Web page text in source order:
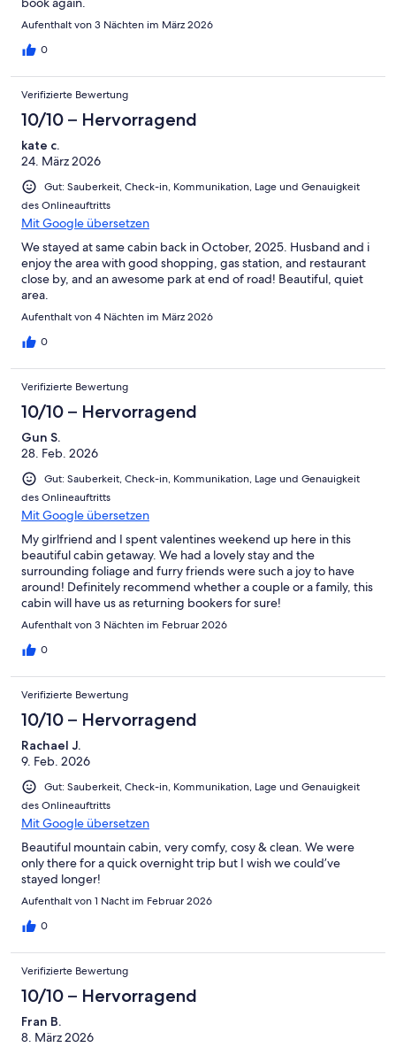
Aufenthalt von 3 Nächten im März 2026
0
Verifizierte Bewertung
10/10 – Hervorragend
kate c.
24. März 2026
Gut: Sauberkeit, Check-in, Kommunikation, Lage und Genauigkeit
des Onlineauftritts
Mit Google übersetzen
We stayed at same cabin back in October, 2025. Husband and i
enjoy the area with good shopping, gas station, and restaurant
close by, and an awesome park at end of road! Beautiful, quiet
area.
Aufenthalt von 4 Nächten im März 2026
0
Verifizierte Bewertung
10/10 – Hervorragend
Gun S.
28. Feb. 2026
Gut: Sauberkeit, Check-in, Kommunikation, Lage und Genauigkeit
des Onlineauftritts
Mit Google übersetzen
My girlfriend and I spent valentines weekend up here in this
beautiful cabin getaway. We had a lovely stay and the
surrounding foliage and furry friends were such a joy to have
around! Definitely recommend whether a couple or a family, this
cabin will have us as returning bookers for sure!
Aufenthalt von 3 Nächten im Februar 2026
0
Verifizierte Bewertung
10/10 – Hervorragend
Rachael J.
9. Feb. 2026
Gut: Sauberkeit, Check-in, Kommunikation, Lage und Genauigkeit
des Onlineauftritts
Mit Google übersetzen
Beautiful mountain cabin, very comfy, cosy & clean. We were
only there for a quick overnight trip but I wish we could’ve
stayed longer!
Aufenthalt von 1 Nacht im Februar 2026
0
Verifizierte Bewertung
10/10 – Hervorragend
Fran B.
8. März 2026